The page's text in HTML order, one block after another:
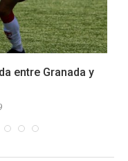
entre Granada y